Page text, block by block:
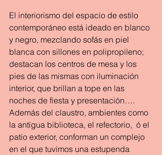
El interiorismo del espacio de estilo
contemporáneo está ideado en blanco
y negro, mezclando sofás en piel
blanca con sillones en polipropileno;
destacan los centros de mesa y los
pies de las mismas con iluminación
interior, que brillan a tope en las
noches de fiesta y presentación….
Además del claustro, ambientes como
la antígua biblioteca, el refectorio,  ó el
patio exterior, conforman un complejo
en el que tuvimos una estupenda